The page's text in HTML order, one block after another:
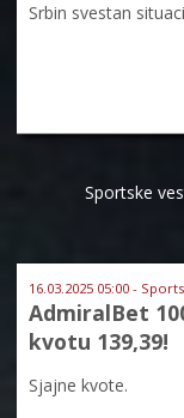
Srbin svestan
Sportske
16.03.2025 05:00 -
AdmiralBet
kvotu 139,39!
Sjajne kvote.